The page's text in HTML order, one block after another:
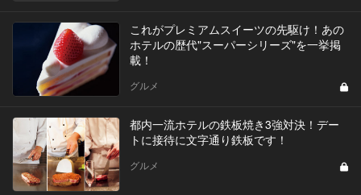
これがプレミアムスイーツの先駆け！あの
ホテルの歴代"スーパーシリーズ"を一挙掲
載！
グルメ
都内一流ホテルの鉄板焼き3強対決！デー
トに接待に文字通り鉄板です！
グルメ